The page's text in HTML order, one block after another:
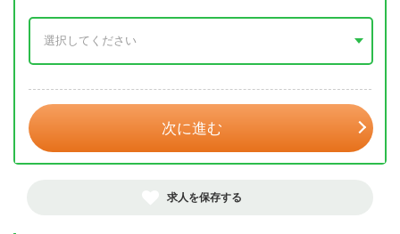
次に進む
求人を保存する